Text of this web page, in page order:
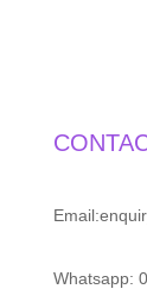
Whatsapp: